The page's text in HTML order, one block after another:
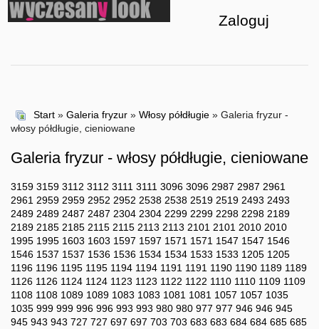
Start» Galeria fryzur» Włosy półdługie» Galeria fryzur -
włosy półdługie, cieniowane
Galeria fryzur - włosy półdługie, cieniowane
3159 3159 3112 3112 3111 3111 3096 3096 2987 2987 2961
2961 2959 2959 2952 2952 2538 2538 2519 2519 2493 2493
2489 2489 2487 2487 2304 2304 2299 2299 2298 2298 2189
2189 2185 2185 2115 2115 2113 2113 2101 2101 2010 2010
1995 1995 1603 1603 1597 1597 1571 1571 1547 1547 1546
1546 1537 1537 1536 1536 1534 1534 1533 1533 1205 1205
1196 1196 1195 1195 1194 1194 1191 1191 1190 1190 1189 1189
1126 1126 1124 1124 1123 1123 1122 1122 1110 1110 1109 1109
1108 1108 1089 1089 1083 1083 1081 1081 1057 1057 1035
1035 999 999 996 996 993 993 980 980 977 977 946 946 945
945 943 943 727 727 697 697 703 703 683 683 684 684 685 685
Zaloguj